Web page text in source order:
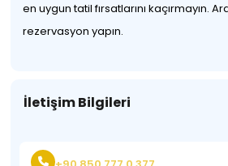
en uygun tatil fırsatlarını kaçırmayın.
rezervasyon yapın.
İletişim Bilgileri